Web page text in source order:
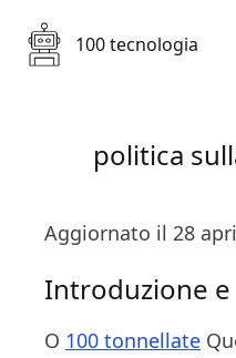
100 tecnologia
politica
Aggiornato il 28
Introduzione
O 100 tonnellate